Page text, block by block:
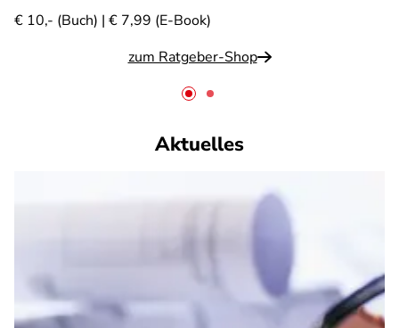
€ 10,- (Buch) | € 7,99 (E-Book)
zum Ratgeber-Shop
Aktuelles